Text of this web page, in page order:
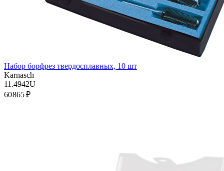
Набор борфрез твердосплавных, 10 шт
Karnasch
11.4942U
60 865 ₽